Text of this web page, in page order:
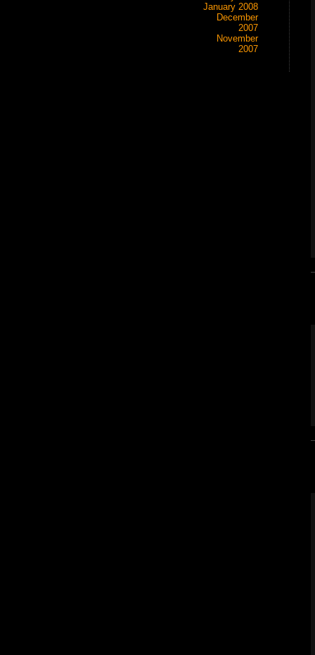
January 2008
December
2007
November
2007